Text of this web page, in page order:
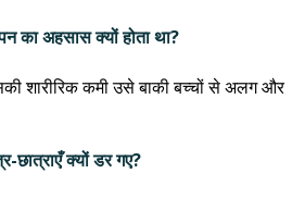
का अहसास क्यों होता था?
शारीरिक कमी उसे बाकी बच्चों से अलग और
छात्राएँ क्यों डर गए?